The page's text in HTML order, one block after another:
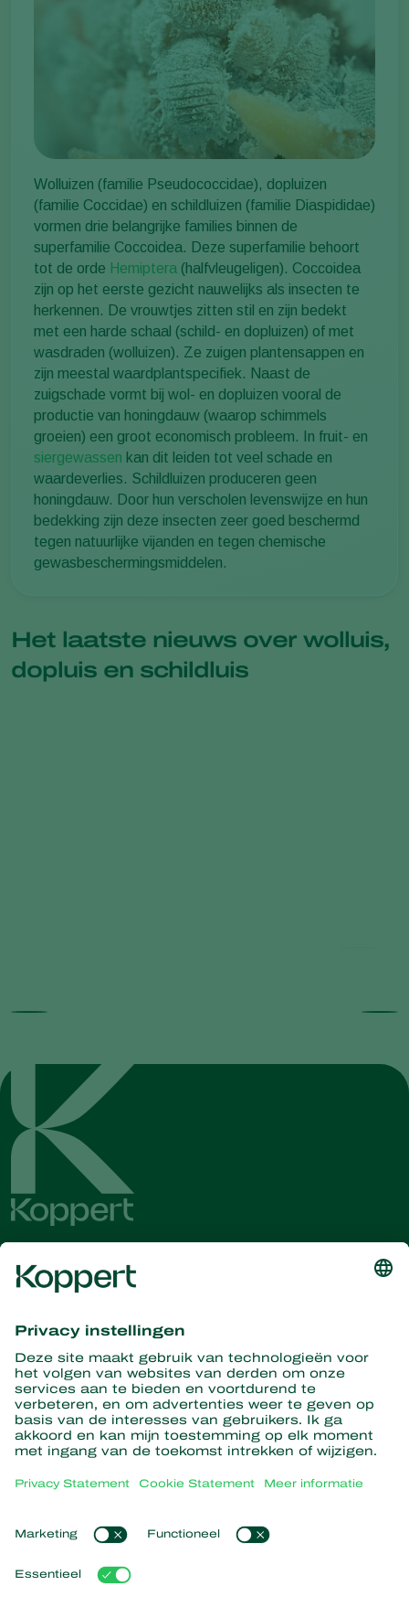
Wolluizen (familie Pseudococcidae), dopluizen
(familie Coccidae) en schildluizen (familie Diaspididae)
vormen drie belangrijke families binnen de
superfamilie Coccoidea. Deze superfamilie behoort
tot de orde Hemiptera (halfvleugeligen). Coccoidea
zijn op het eerste gezicht nauwelijks als insecten te
herkennen. De vrouwtjes zitten stil en zijn bedekt
met een harde schaal (schild- en dopluizen) of met
wasdraden (wolluizen). Ze zuigen plantensappen en
zijn meestal waardplantspecifiek. Naast de
zuigschade vormt bij wol- en dopluizen vooral de
productie van honingdauw (waarop schimmels
groeien) een groot economisch probleem. In fruit- en
siergewassen kan dit leiden tot veel schade en
waardeverlies. Schildluizen produceren geen
honingdauw. Door hun verscholen levenswijze en hun
bedekking zijn deze insecten zeer goed beschermd
tegen natuurlijke vijanden en tegen chemische
gewasbeschermingsmiddelen.
Het laatste nieuws over wolluis,
dopluis en schildluis
Ontvang het laatste nieuws en
informatie
Hier aanmelden
Partners with Nature
Roofmijten
Roofinsecten
Nuttige nematoden
Nuttige micro-organismen
Gewasbescherming
Nieuws en informatie
Werken bij Koppert
Populaire links
Ervaringen van klanten